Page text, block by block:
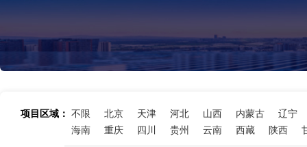
项目区域： 不限 北京 天津 河北 山西 内蒙古
辽宁
海南
重庆 四川 贵州 云南 西藏 陕西